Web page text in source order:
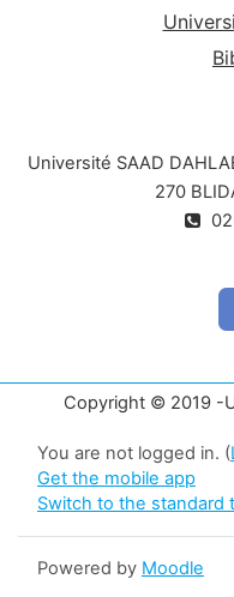
Université SAAD
270
Copyright © 2019 -
You are not logged in. (
Get the mobile app
Switch to the standard
Powered by Moodle